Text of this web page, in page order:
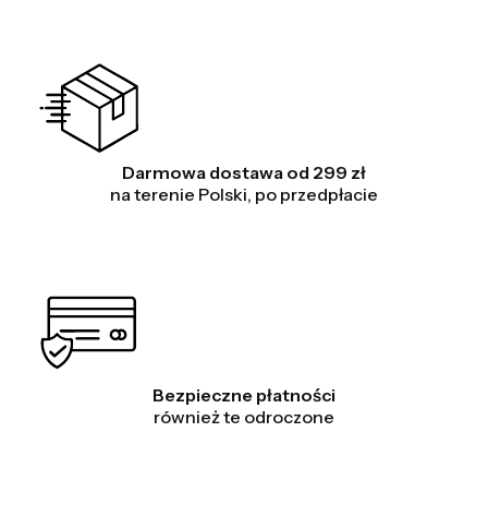
Darmowa dostawa od 299 zł
na terenie Polski, po przedpłacie
Bezpieczne płatności
również te odroczone